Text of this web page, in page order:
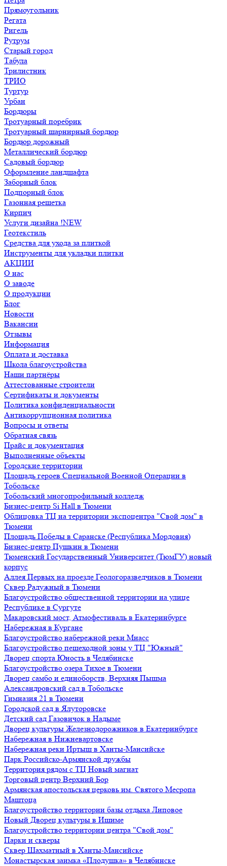
Прямоугольник
Регата
Ригель
Рутрум
Старый город
Табула
Трилистник
ТРИО
Туртур
Урбан
Бордюры
Тротуарный поребрик
Тротуарный шарнирный бордюр
Бордюр дорожный
Металлический бордюр
Садовый бордюр
Оформление ландшафта
Заборный блок
Подпорный блок
Газонная решетка
Кирпич
Услуги дизайна !NEW
Геотекстиль
Средства для ухода за плиткой
Инструменты для укладки плитки
АКЦИИ
О нас
О заводе
О продукции
Блог
Новости
Вакансии
Отзывы
Информация
Оплата и доставка
Школа благоустройства
Наши партнёры
Аттестованные строители
Сертификаты и документы
Политика конфиденциальности
Антикоррупционная политика
Вопросы и ответы
Обратная связь
Прайс и документация
Выполненные объекты
Городские территории
Площадь героев Специальной Военной Операции в
Тобольске
Тобольский многопрофильный колледж
Бизнес-центр Si Hall в Тюмени
Облицовка ТЦ на территории экспоцентра "Свой дом" в
Тюмени
Площадь Победы в Саранске (Республика Мордовия)
Бизнес-центр Пушкин в Тюмени
Тюменский Государственный Университет (ТюмГУ) новый
корпус
Аллея Первых на проезде Геологоразведчиков в Тюмени
Сквер Радужный в Тюмени
Благоустройство общественной территории на улице
Республике в Сургуте
Макаровский мост, Атмофестиваль в Екатеринбурге
Набережная в Кургане
Благоустройство набережной реки Миасс
Благоустройство пешеходной зоны у ТЦ "Южный"
Дворец спорта Юность в Челябинске
Благоустройство озера Тихое в Тюмени
Дворец самбо и единоборств, Верхняя Пышма
Александровский сад в Тобольске
Гимназия 21 в Тюмени
Городской сад в Ялуторовске
Детский сад Газовичок в Надыме
Дворец культуры Железнодорожников в Екатеринбурге
Набережная в Нижневартовске
Набережная реки Иртыш в Ханты-Мансийске
Парк Российско-Армянской дружбы
Территория рядом с ТЦ Новый магнат
Торговый центр Верхний Бор
Армянская апостольская церковь им. Святого Месропа
Маштоца
Благоустройство территории базы отдыха Липовое
Нoвый Двoрeц культуры в Ишимe
Благоустройство территории центра "Свой дом"
Парки и скверы
Сквер Шахматный в Ханты-Мансийске
Монастырская заимка «Плодушка» в Челябинске